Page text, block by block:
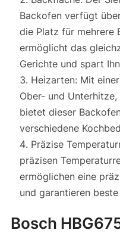
Backofen verfügt
die Platz für mehrere
ermöglicht das
Gerichte und spart
Heizarten: Mit
Ober- und
bietet dieser
verschiedene
Präzise
präzisen
ermöglichen eine
und garantieren
Bosch